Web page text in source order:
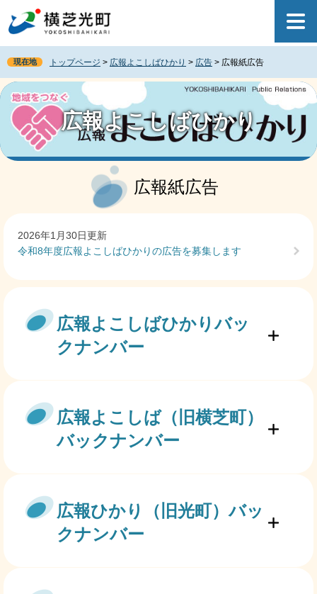
ジ
先
頭
で
ュ
を
飛
ば
文
現在地 トップページ > 広報よこしばひかり > 広告 > 広報紙広告
広報よこしばひかり
広報紙広告
2026年1月30日更新
令和8年度広報よこしばひかりの広告を募集します
広報よこしばひかりバッ
クナンバー
広報よこしば（旧横芝町）
バックナンバー
広報ひかり（旧光町）バッ
クナンバー